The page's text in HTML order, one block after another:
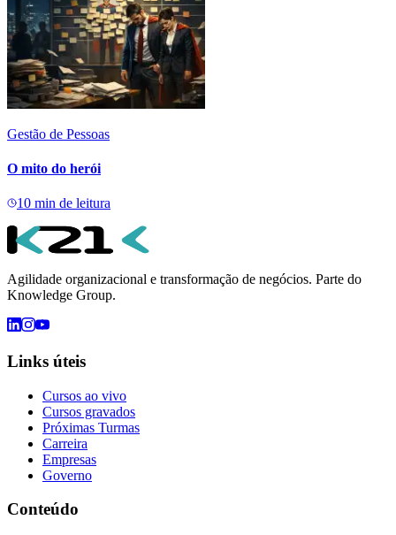
Gestão de Pessoas
O mito do herói
10 min de leitura
Agilidade organizacional e transformação de negócios. Parte do
Knowledge Group.
Links úteis
Cursos ao vivo
Cursos gravados
Próximas Turmas
Carreira
Empresas
Governo
Conteúdo